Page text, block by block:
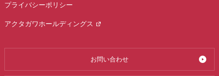
お問い合わせ
プライバシーポリシー
アクタガワホールディングス